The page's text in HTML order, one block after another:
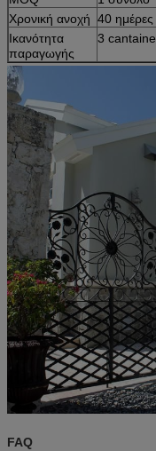
Χρονική ανοχή 40 ημέρες
Ικανότητα
παραγωγής
3
FAQ